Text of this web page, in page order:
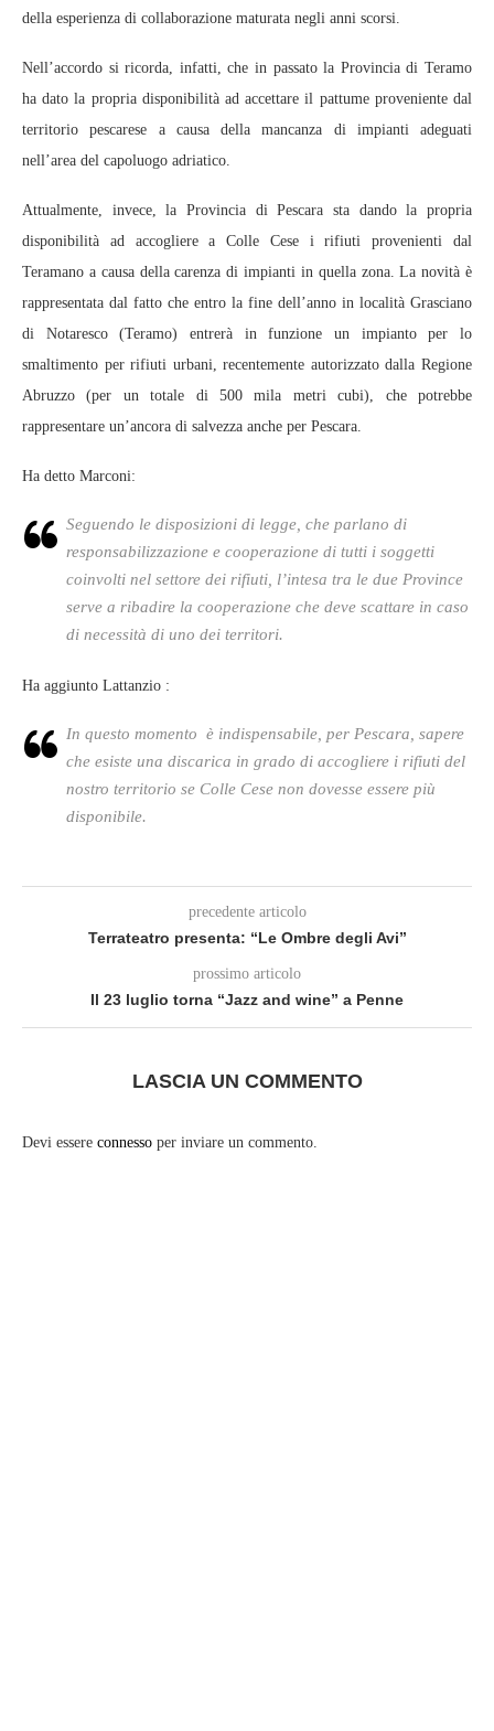
della esperienza di collaborazione maturata negli anni scorsi.
Nell’accordo si ricorda, infatti, che in passato la Provincia di Teramo
ha dato la propria disponibilità ad accettare il pattume proveniente dal
territorio pescarese a causa della mancanza di impianti adeguati
nell’area del capoluogo adriatico.
Attualmente, invece, la Provincia di Pescara sta dando la propria
disponibilità ad accogliere a Colle Cese i rifiuti provenienti dal
Teramano a causa della carenza di impianti in quella zona. La novità è
rappresentata dal fatto che entro la fine dell’anno in località Grasciano
di Notaresco (Teramo) entrerà in funzione un impianto per lo
smaltimento per rifiuti urbani, recentemente autorizzato dalla Regione
Abruzzo (per un totale di 500 mila metri cubi), che potrebbe
rappresentare un’ancora di salvezza anche per Pescara.
Ha detto Marconi:
Seguendo le disposizioni di legge, che parlano di
responsabilizzazione e cooperazione di tutti i soggetti
coinvolti nel settore dei rifiuti, l’intesa tra le due Province
serve a ribadire la cooperazione che deve scattare in caso
di necessità di uno dei territori.
Ha aggiunto Lattanzio :
In questo momento è indispensabile, per Pescara, sapere
che esiste una discarica in grado di accogliere i rifiuti del
nostro territorio se Colle Cese non dovesse essere più
disponibile.
precedente articolo
Terrateatro presenta: “Le Ombre degli Avi”
prossimo articolo
Il 23 luglio torna “Jazz and wine” a Penne
LASCIA UN COMMENTO
Devi essere connesso per inviare un commento.